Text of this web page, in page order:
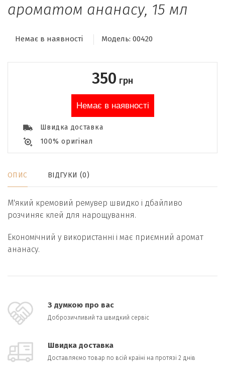
ароматом ананасу, 15 мл
Немає в наявності Модель: 00420
350 грн
Немає в наявності
Швидка доставка
100% оригінал
ОПИС ВІДГУКИ (0)
М'який кремовий ремувер швидко і дбайливо
розчиняє клей для нарощування.
Економічний у використанні і має приємний аромат
ананасу.
З думкою про вас
Доброзичливий та швидкий сервіс
Швидка доставка
Доставляємо товар по всій країні на протязі 2 днів